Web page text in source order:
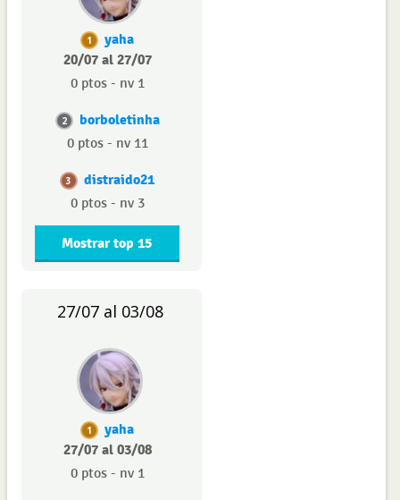
1
yaha
20/07 al 27/07
0 ptos - nv 1
2 borboletinha
0 ptos - nv 11
3 distraido21
0 ptos - nv 3
Mostrar top 15
27/07 al 03/08
1
yaha
27/07 al 03/08
0 ptos - nv 1